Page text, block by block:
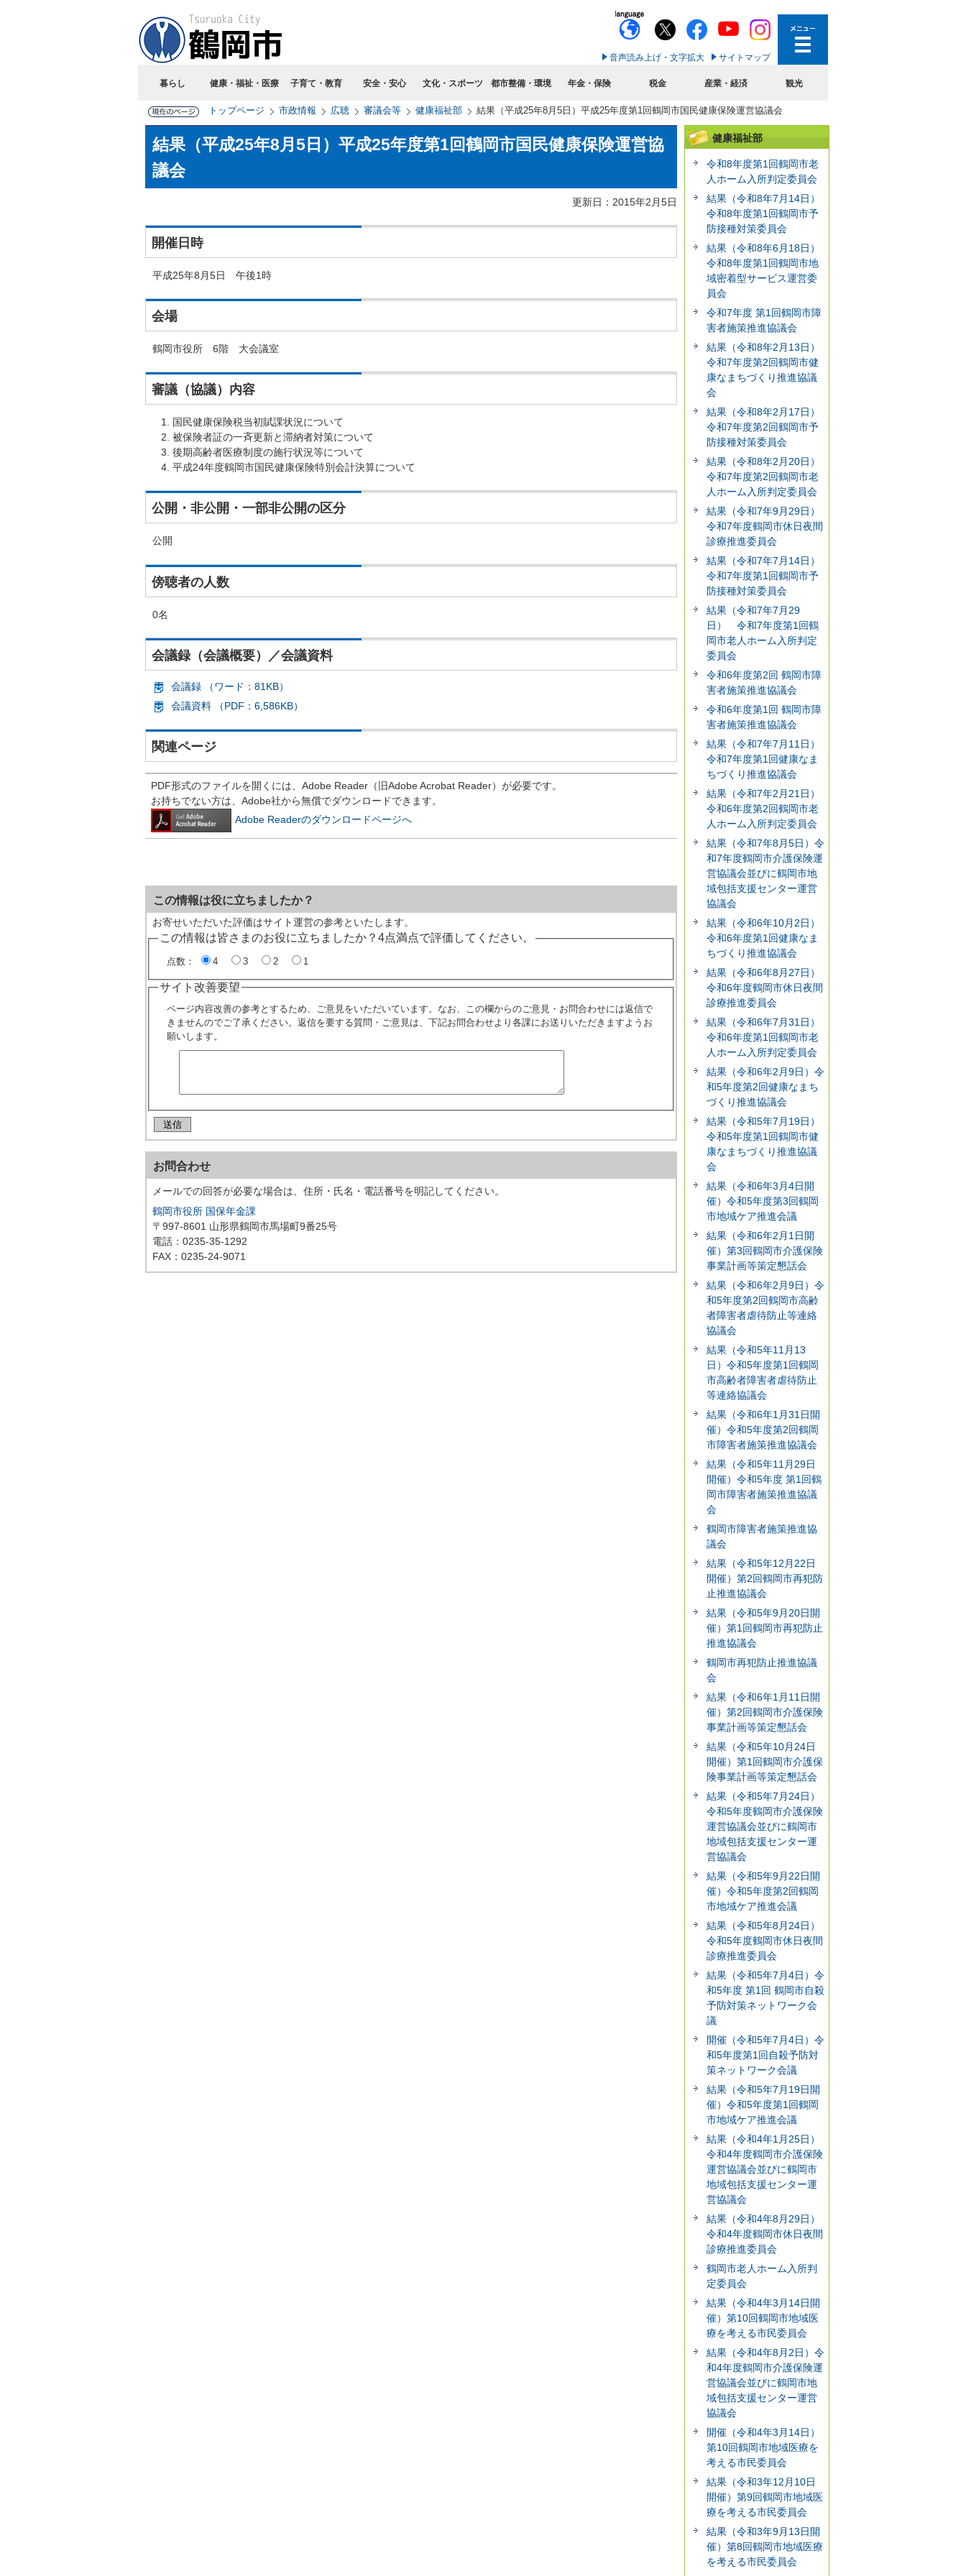
音声読み上げ・文字拡大 サイトマップ
暮らし 健康・福祉・医療 子育て・教育 安全・安心 文化・スポーツ 都市整備・環境 年金・保険 税金 産業・経済 観光
トップページ 市政情報 広聴 審議会等 健康福祉部 結果（平成25年8月5日）平成25年度第1回鶴岡市国民健康保険運営協議会
結果（平成25年8月5日）平成25年度第1回鶴岡市国民健康保険運営協
議会
更新日：2015年2月5日
開催日時
平成25年8月5日 午後1時
会場
鶴岡市役所 6階 大会議室
審議（協議）内容
国民健康保険税当初賦課状況について
被保険者証の一斉更新と滞納者対策について
後期高齢者医療制度の施行状況等について
平成24年度鶴岡市国民健康保険特別会計決算について
公開・非公開・一部非公開の区分
公開
傍聴者の人数
0名
会議録（会議概要）／会議資料
会議録 （ワード：81KB）
会議資料 （PDF：6,586KB）
関連ページ
PDF形式のファイルを開くには、Adobe Reader（旧Adobe Acrobat Reader）が必要です。
お持ちでない方は、Adobe社から無償でダウンロードできます。
Adobe Readerのダウンロードページへ
この情報は役に立ちましたか？
お寄せいただいた評価はサイト運営の参考といたします。
この情報は皆さまのお役に立ちましたか？4点満点で評価してください。
点数： 4 3 2 1
サイト改善要望
ページ内容改善の参考とするため、ご意見をいただいています。なお、この欄からのご意見・お問合わせには返信で
きませんのでご了承ください。返信を要する質問・ご意見は、下記お問合わせより各課にお送りいただきますようお
願いします。
お問合わせ
メールでの回答が必要な場合は、住所・氏名・電話番号を明記してください。
鶴岡市役所 国保年金課
〒997-8601 山形県鶴岡市馬場町9番25号
電話：0235-35-1292
FAX：0235-24-9071
健康福祉部
令和8年度第1回鶴岡市老
人ホーム入所判定委員会
結果（令和8年7月14日）
令和8年度第1回鶴岡市予
防接種対策委員会
結果（令和8年6月18日）
令和8年度第1回鶴岡市地
域密着型サービス運営委
員会
令和7年度 第1回鶴岡市障
害者施策推進協議会
結果（令和8年2月13日）
令和7年度第2回鶴岡市健
康なまちづくり推進協議
会
結果（令和8年2月17日）
令和7年度第2回鶴岡市予
防接種対策委員会
結果（令和8年2月20日）
令和7年度第2回鶴岡市老
人ホーム入所判定委員会
結果（令和7年9月29日）
令和7年度鶴岡市休日夜間
診療推進委員会
結果（令和7年7月14日）
令和7年度第1回鶴岡市予
防接種対策委員会
結果（令和7年7月29
日） 令和7年度第1回鶴
岡市老人ホーム入所判定
委員会
令和6年度第2回 鶴岡市障
害者施策推進協議会
令和6年度第1回 鶴岡市障
害者施策推進協議会
結果（令和7年7月11日）
令和7年度第1回健康なま
ちづくり推進協議会
結果（令和7年2月21日）
令和6年度第2回鶴岡市老
人ホーム入所判定委員会
結果（令和7年8月5日）令
和7年度鶴岡市介護保険運
営協議会並びに鶴岡市地
域包括支援センター運営
協議会
結果（令和6年10月2日）
令和6年度第1回健康なま
ちづくり推進協議会
結果（令和6年8月27日）
令和6年度鶴岡市休日夜間
診療推進委員会
結果（令和6年7月31日）
令和6年度第1回鶴岡市老
人ホーム入所判定委員会
結果（令和6年2月9日）令
和5年度第2回健康なまち
づくり推進協議会
結果（令和5年7月19日）
令和5年度第1回鶴岡市健
康なまちづくり推進協議
会
結果（令和6年3月4日開
催）令和5年度第3回鶴岡
市地域ケア推進会議
結果（令和6年2月1日開
催）第3回鶴岡市介護保険
事業計画等策定懇話会
結果（令和6年2月9日）令
和5年度第2回鶴岡市高齢
者障害者虐待防止等連絡
協議会
結果（令和5年11月13
日）令和5年度第1回鶴岡
市高齢者障害者虐待防止
等連絡協議会
結果（令和6年1月31日開
催）令和5年度第2回鶴岡
市障害者施策推進協議会
結果（令和5年11月29日
開催）令和5年度 第1回鶴
岡市障害者施策推進協議
会
鶴岡市障害者施策推進協
議会
結果（令和5年12月22日
開催）第2回鶴岡市再犯防
止推進協議会
結果（令和5年9月20日開
催）第1回鶴岡市再犯防止
推進協議会
鶴岡市再犯防止推進協議
会
結果（令和6年1月11日開
催）第2回鶴岡市介護保険
事業計画等策定懇話会
結果（令和5年10月24日
開催）第1回鶴岡市介護保
険事業計画等策定懇話会
結果（令和5年7月24日）
令和5年度鶴岡市介護保険
運営協議会並びに鶴岡市
地域包括支援センター運
営協議会
結果（令和5年9月22日開
催）令和5年度第2回鶴岡
市地域ケア推進会議
結果（令和5年8月24日）
令和5年度鶴岡市休日夜間
診療推進委員会
結果（令和5年7月4日）令
和5年度 第1回 鶴岡市自殺
予防対策ネットワーク会
議
開催（令和5年7月4日）令
和5年度第1回自殺予防対
策ネットワーク会議
結果（令和5年7月19日開
催）令和5年度第1回鶴岡
市地域ケア推進会議
結果（令和4年1月25日）
令和4年度鶴岡市介護保険
運営協議会並びに鶴岡市
地域包括支援センター運
営協議会
結果（令和4年8月29日）
令和4年度鶴岡市休日夜間
診療推進委員会
鶴岡市老人ホーム入所判
定委員会
結果（令和4年3月14日開
催）第10回鶴岡市地域医
療を考える市民委員会
結果（令和4年8月2日）令
和4年度鶴岡市介護保険運
営協議会並びに鶴岡市地
域包括支援センター運営
協議会
開催（令和4年3月14日）
第10回鶴岡市地域医療を
考える市民委員会
結果（令和3年12月10日
開催）第9回鶴岡市地域医
療を考える市民委員会
結果（令和3年9月13日開
催）第8回鶴岡市地域医療
を考える市民委員会